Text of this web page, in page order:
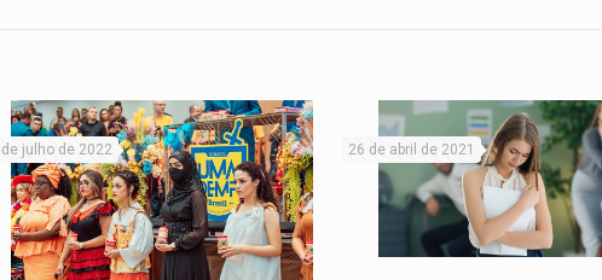
julho de 2022 26 de abril de 2021